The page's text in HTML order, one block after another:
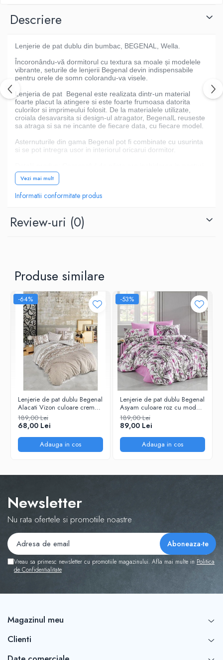
Descriere
Lenjerie de pat dublu din bumbac, BEGENAL, Wella
Încoronându-vă dormitorul cu textura sa moale și modelele
vibrante, seturile de lenjerii Begenal devin indispensabile
pentru orele de somn colorandu-va visele.
Lenjeria de pat Begenal este realizata dintr-un material
foarte placut la atingere si este foarte frumoasa datorita
culorilor si imprimeului folosit. De la materialele utilizate,
croiala desavarsita si design-ul atragator, BegenalL reuseste
sa atraga si sa ne incante de fiecare data, cu fiecare model.
Asternuturile din gama Begenal pot fi combinate cu usurinta
si se pot intregra usor in interiorul oricarui dormitor.
iar fetele de perna sunt petrecute.
Puteți spăla seturile de așternut Begenal în mașina de spălat
la 30°C actiune mecanica normala, clatire normala,
Vezi mai mult
Informatii conformitate produs
Review-uri (0)
Produse similare
-64%
Lenjerie de pat dublu Begenal
Alacati Vizon culoare crem
cu model
189,00 Lei
68,00 Lei
Adauga in cos
-53%
Lenjerie de pat dublu Begenal
Asyam culoare roz cu model
floral
189,00 Lei
89,00 Lei
Adauga in cos
Newsletter
Nu rata ofertele si promotiile noastre
Vreau sa primesc newsletter cu promotiile magazinului. Afla mai multe in Politica
de Confidentialitate
Magazinul meu
Clienti